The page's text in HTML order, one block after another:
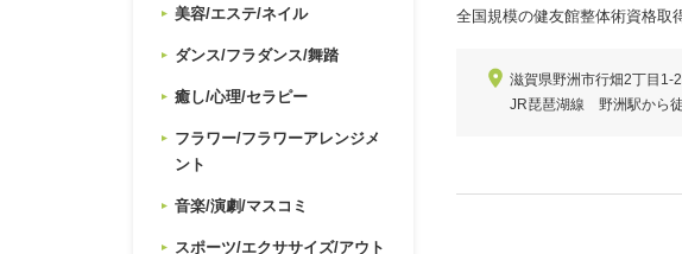
美容/エステ/ネイル
ダンス/フラダンス/舞踏
癒し/心理/セラピー
フラワー/フラワーアレンジメ
ント
音楽/演劇/マスコミ
スポーツ/エクササイズ/アウト
全国規模の健友館整体術資格取
滋賀県野洲市行畑2丁目1-
JR琵琶湖線 野洲駅から